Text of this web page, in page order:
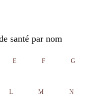
santé par nom
E F G
L M N